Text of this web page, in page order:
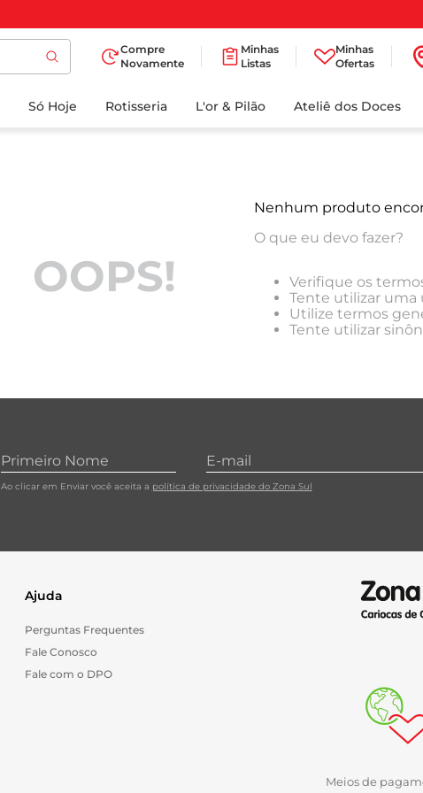
Compre
Novamente
Minhas
Listas
Minhas
Ofertas
Só Hoje Rotisseria L'or & Pilão Ateliê dos Doces
OOPS!
Nenhum produto
O que eu devo fazer?
Verifique os
Tente utilizar uma
Utilize termos
Tente utilizar
Ao clicar em Enviar você aceita a política de privacidade do Zona Sul
Ajuda
Perguntas Frequentes
Fale Conosco
Fale com o DPO
Meios de
BUSCADOS
5
azeite
6º
detergente